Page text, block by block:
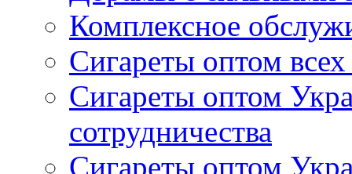
Комплексное
Сигареты оптом
Сигареты оптом
сотрудничества
Сигареты оптом